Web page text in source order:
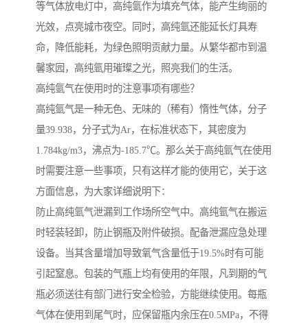
等气体放电灯中，高纯氩作为填充气体，能产生绚丽的
光效，点亮城市夜空。同时，高纯氩还能延长灯具寿
命，降低能耗，为绿色照明贡献力量。从繁华都市到温
馨家园，高纯氩用璀璨之光，照亮我们的生活。
高纯氩气在使用时的注意事项有哪些？
高纯氩气是一种无色、无味的（稀有）惰性气体，分子
量39.938，分子式为Ar，在标准状态下，其密度为
1.784kg/m3，沸点为-185.7℃。那么关于高纯氩气在使用
时需要注意一些事项，只有这样才能的使用它，关于这
方面信息，为大家详细说明下：
防止高纯氩气泄漏到工作场所空气中。高纯氩气在搬运
时轻装轻卸，防止钢瓶及附件破损。配备泄漏应急处理
设备。当其含量增加导致氧气含量低于19.5%时有可能
引起窒息。包装的气瓶上均有使用的年限，凡到期的气
瓶必须送往有部门进行安全检验，方能继续使用。每瓶
气体在使用到尾气时，应保留瓶内余压在0.5MPa，不得